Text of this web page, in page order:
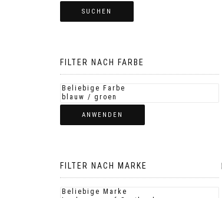
SUCHEN
FILTER NACH FARBE
ANWENDEN
FILTER NACH MARKE